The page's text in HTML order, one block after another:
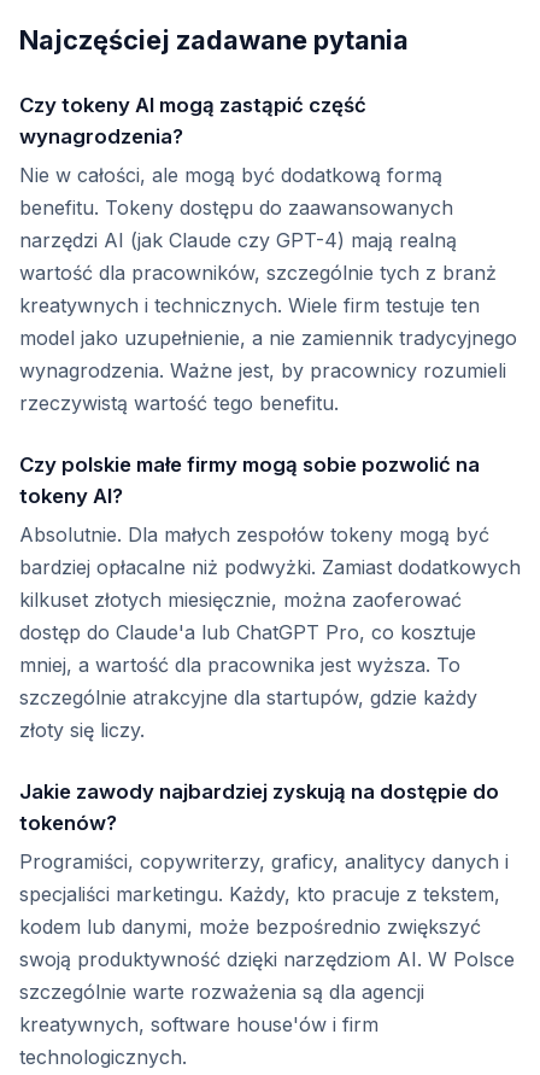
Najczęściej zadawane pytania
Czy tokeny AI mogą zastąpić część
wynagrodzenia?
Nie w całości, ale mogą być dodatkową formą
benefitu. Tokeny dostępu do zaawansowanych
narzędzi AI (jak Claude czy GPT-4) mają realną
wartość dla pracowników, szczególnie tych z branż
kreatywnych i technicznych. Wiele firm testuje ten
model jako uzupełnienie, a nie zamiennik tradycyjnego
wynagrodzenia. Ważne jest, by pracownicy rozumieli
rzeczywistą wartość tego benefitu.
Czy polskie małe firmy mogą sobie pozwolić na
tokeny AI?
Absolutnie. Dla małych zespołów tokeny mogą być
bardziej opłacalne niż podwyżki. Zamiast dodatkowych
kilkuset złotych miesięcznie, można zaoferować
dostęp do Claude'a lub ChatGPT Pro, co kosztuje
mniej, a wartość dla pracownika jest wyższa. To
szczególnie atrakcyjne dla startupów, gdzie każdy
złoty się liczy.
Jakie zawody najbardziej zyskują na dostępie do
tokenów?
Programiści, copywriterzy, graficy, analitycy danych i
specjaliści marketingu. Każdy, kto pracuje z tekstem,
kodem lub danymi, może bezpośrednio zwiększyć
swoją produktywność dzięki narzędziom AI. W Polsce
szczególnie warte rozważenia są dla agencji
kreatywnych, software house'ów i firm
technologicznych.